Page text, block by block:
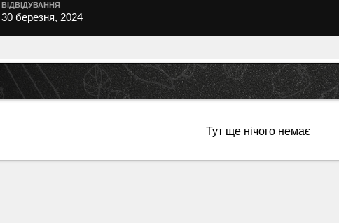
ВІДВІДУВАННЯ
30 березня, 2024
Тут ще нічого немає